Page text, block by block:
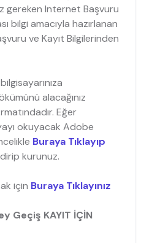
gereken Internet Başvuru
bilgi amacıyla hazırlanan
ve Kayıt Bilgilerinden
alacağınız
Eğer
okuyacak Adobe
Buraya Tıklayıp
kurunuz.
için Buraya Tıklayınız
Geçiş KAYIT İÇİN